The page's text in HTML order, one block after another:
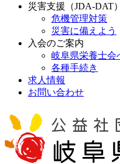
災害支援（JDA-DAT）
危機管理対策
災害に備えよう
入会のご案内
岐阜県栄養士会
各種手続き
求人情報
お問い合わせ